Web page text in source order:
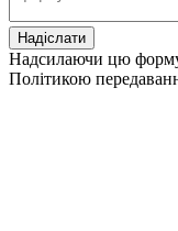
Надіслати
Надсилаючи цю
Політикою